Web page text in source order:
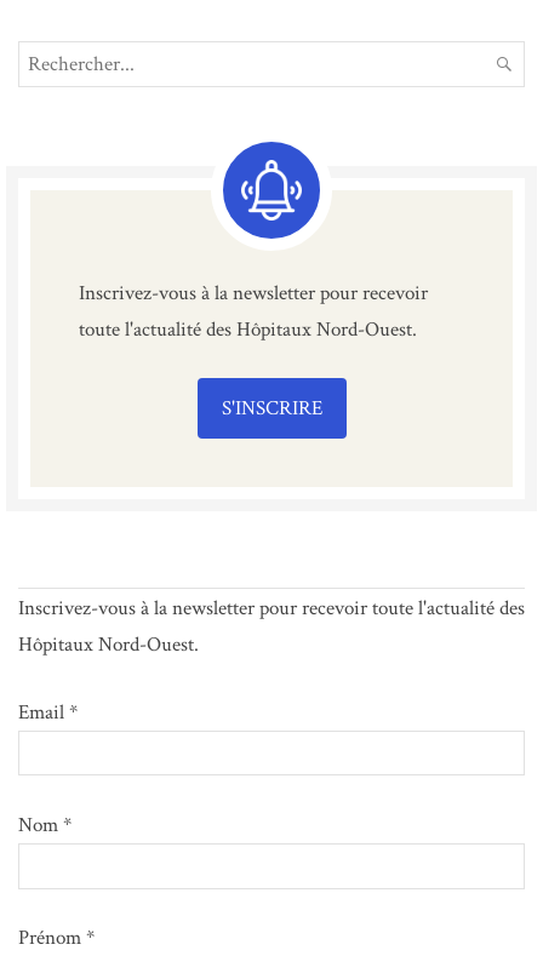
Search
for:
Inscrivez-vous à la newsletter pour recevoir
toute l'actualité des Hôpitaux Nord-Ouest.
S'INSCRIRE
Inscrivez-vous à la newsletter pour recevoir toute l'actualité des
Hôpitaux Nord-Ouest.
Email *
Nom *
Prénom *